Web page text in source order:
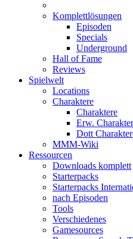
Komplettlösungen
Episoden
Specials
Underground
Hall of Fame
Reviews
Spielwelt
Locations
Charaktere
Charaktere
Erw.
Dott
MMM-Wiki
Ressourcen
Downloads komplett
Starterpacks
Starterpacks
nach Episoden
Tools
Verschiedenes
Gamesources